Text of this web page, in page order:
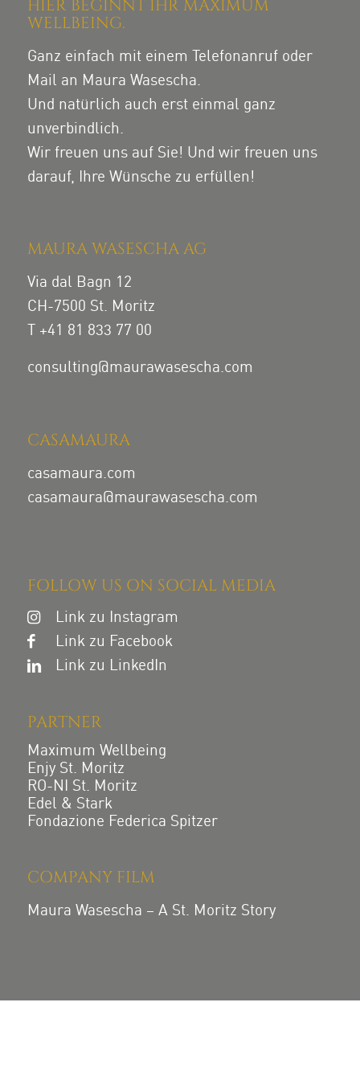
HIER BEGINNT IHR MAXIMUM
WELLBEING.
Ganz einfach mit einem Telefonanruf oder
Mail an Maura Wasescha.
Und natürlich auch erst einmal ganz
unverbindlich.
Wir freuen uns auf Sie! Und wir freuen uns
darauf, Ihre Wünsche zu erfüllen!
MAURA WASESCHA AG
Via dal Bagn 12
CH-7500 St. Moritz
T +41 81 833 77 00
consulting@maurawasescha.com
CASAMAURA
casamaura.com
casamaura@maurawasescha.com
FOLLOW US ON SOCIAL MEDIA
Link zu Instagram
Link zu Facebook
Link zu LinkedIn
PARTNER
Maximum Wellbeing
Enjy St. Moritz
RO-NI St. Moritz
Edel & Stark
Fondazione Federica Spitzer
COMPANY FILM
Maura Wasescha – A St. Moritz Story